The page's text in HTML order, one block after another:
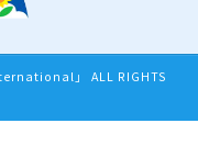
」 ALL RIGHTS